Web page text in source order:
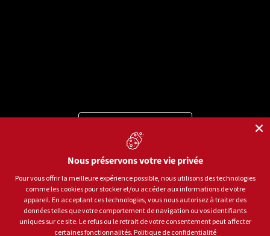
Moyens de paiement acceptés
Langue
© 2026Sports aux Puces Rive-Sud.Tous droits réservés.
Politique de confidentialitéConditions d'utilisation
Nous préservons votre vie privée
Pour vous offrir la meilleure expérience possible, nous utilisons des technologies
comme les cookies pour stocker et/ou accéder aux informations de votre
appareil. En acceptant ces technologies, vous nous autorisez à traiter des
données telles que votre comportement de navigation ou vos identifiants
uniques sur ce site. Le refus ou le retrait de votre consentement peut affecter
certaines fonctionnalités. Politique de confidentialité